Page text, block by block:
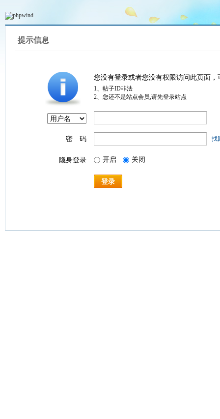
提示信息
您没有登录或者您没有权限访问此页面
1、帖子ID非法
2、您还不是站点会员,请先登录站点
密 码 找
隐身登录 开启 关闭
登录